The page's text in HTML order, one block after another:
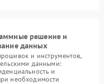
решение и
данных
и инструментов,
данными:
и
необходимости